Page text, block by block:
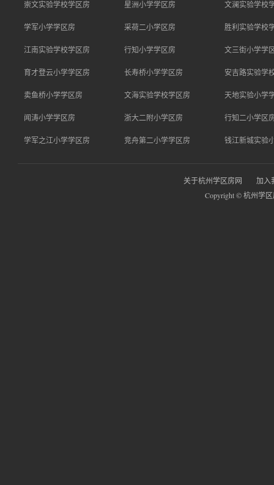
崇文实验学校学区房 星洲小学学区房 文澜实验学校
学军小学学区房 采荷二小学区房 胜利实验学校
江南实验学校学区房 行知小学学区房 文三街小学学
育才登云小学学区房 长寿桥小学学区房 安吉路实验学
卖鱼桥小学学区房 文海实验学校学区房 天地实验小学
闻涛小学学区房 浙大二附小学区房 行知二小学区
学军之江小学学区房 竞舟第二小学学区房 钱江新城实验
关于杭州学区房网
加入
Copyright © 杭州学